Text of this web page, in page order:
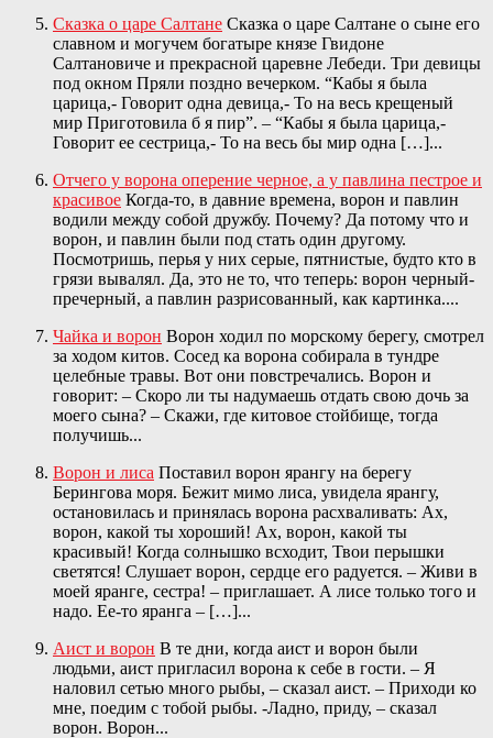
Сказка о царе Салтане Сказка о царе Салтане о сыне его
славном и могучем богатыре князе Гвидоне
Салтановиче и прекрасной царевне Лебеди. Три девицы
под окном Пряли поздно вечерком. “Кабы я была
царица,- Говорит одна девица,- То на весь крещеный
мир Приготовила б я пир”. – “Кабы я была царица,-
Говорит ее сестрица,- То на весь бы мир одна […]...
Отчего у ворона оперение черное, а у павлина пестрое и
красивое Когда-то, в давние времена, ворон и павлин
водили между собой дружбу. Почему? Да потому что и
ворон, и павлин были под стать один другому.
Посмотришь, перья у них серые, пятнистые, будто кто в
грязи вывалял. Да, это не то, что теперь: ворон черный-
пречерный, а павлин разрисованный, как картинка....
Чайка и ворон Ворон ходил по морскому берегу, смотрел
за ходом китов. Сосед ка ворона собирала в тундре
целебные травы. Вот они повстречались. Ворон и
говорит: – Скоро ли ты надумаешь отдать свою дочь за
моего сына? – Скажи, где китовое стойбище, тогда
получишь...
Ворон и лиса Поставил ворон ярангу на берегу
Берингова моря. Бежит мимо лиса, увидела ярангу,
остановилась и принялась ворона расхваливать: Ах,
ворон, какой ты хороший! Ах, ворон, какой ты
красивый! Когда солнышко всходит, Твои перышки
светятся! Слушает ворон, сердце его радуется. – Живи в
моей яранге, сестра! – приглашает. А лисе только того и
надо. Ее-то яранга – […]...
Аист и ворон В те дни, когда аист и ворон были
людьми, аист пригласил ворона к себе в гости. – Я
наловил сетью много рыбы, – сказал аист. – Приходи ко
мне, поедим с тобой рыбы. -Ладно, приду, – сказал
ворон. Ворон...